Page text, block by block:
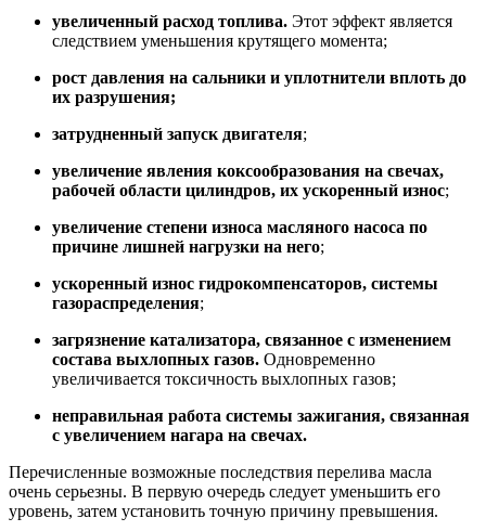
увеличенный расход топлива. Этот эффект является
следствием уменьшения крутящего момента;
рост давления на сальники и уплотнители вплоть до
их разрушения;
затрудненный запуск двигателя;
увеличение явления коксообразования на свечах,
рабочей области цилиндров, их ускоренный износ;
увеличение степени износа масляного насоса по
причине лишней нагрузки на него;
ускоренный износ гидрокомпенсаторов, системы
газораспределения;
загрязнение катализатора, связанное с изменением
состава выхлопных газов. Одновременно
увеличивается токсичность выхлопных газов;
неправильная работа системы зажигания, связанная
с увеличением нагара на свечах.
Перечисленные возможные последствия перелива масла
очень серьезны. В первую очередь следует уменьшить его
уровень, затем установить точную причину превышения.